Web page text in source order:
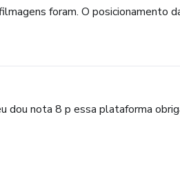
foram. O posicionamento
dou nota 8 p essa plataforma